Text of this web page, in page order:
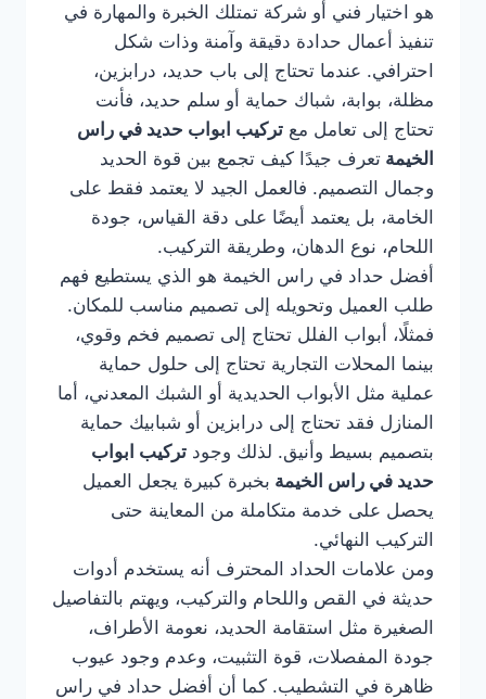
هو اختيار فني أو شركة تمتلك الخبرة والمهارة في
تنفيذ أعمال حدادة دقيقة وآمنة وذات شكل
احترافي. عندما تحتاج إلى باب حديد، درابزين،
مظلة، بوابة، شباك حماية أو سلم حديد، فأنت
تحتاج إلى تعامل مع تركيب ابواب حديد في راس
الخيمة تعرف جيدًا كيف تجمع بين قوة الحديد
وجمال التصميم. فالعمل الجيد لا يعتمد فقط على
الخامة، بل يعتمد أيضًا على دقة القياس، جودة
اللحام، نوع الدهان، وطريقة التركيب.
أفضل حداد في راس الخيمة هو الذي يستطيع فهم
طلب العميل وتحويله إلى تصميم مناسب للمكان.
فمثلًا، أبواب الفلل تحتاج إلى تصميم فخم وقوي،
بينما المحلات التجارية تحتاج إلى حلول حماية
عملية مثل الأبواب الحديدية أو الشبك المعدني، أما
المنازل فقد تحتاج إلى درابزين أو شبابيك حماية
بتصميم بسيط وأنيق. لذلك وجود تركيب ابواب
حديد في راس الخيمة بخبرة كبيرة يجعل العميل
يحصل على خدمة متكاملة من المعاينة حتى
التركيب النهائي.
ومن علامات الحداد المحترف أنه يستخدم أدوات
حديثة في القص واللحام والتركيب، ويهتم بالتفاصيل
الصغيرة مثل استقامة الحديد، نعومة الأطراف،
جودة المفصلات، قوة التثبيت، وعدم وجود عيوب
ظاهرة في التشطيب. كما أن أفضل حداد في راس